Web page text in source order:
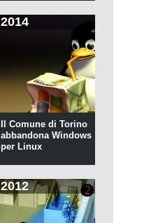
2014
Il Comune di Torino
abbandona Windows
per Linux
2012